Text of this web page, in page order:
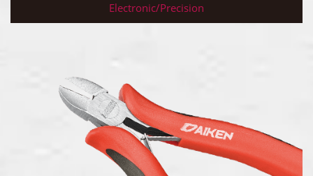
Electronic/Precision